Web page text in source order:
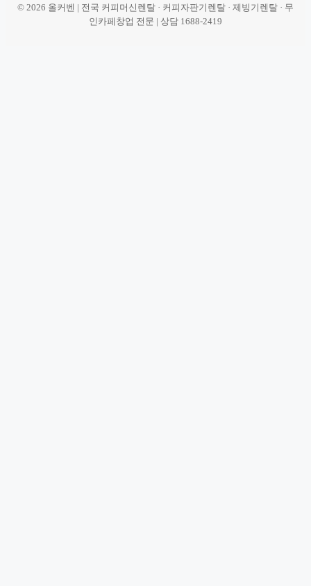
© 2026 올커벤 | 전국 커피머신렌탈 · 커피자판기렌탈 · 제빙기렌탈 · 무
인카페창업 전문 | 상담 1688-2419